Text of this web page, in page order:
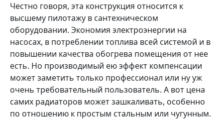
Честно говоря, эта конструкция относится к
высшему пилотажу в сантехническом
оборудовании. Экономия электроэнергии на
насосах, в потреблении топлива всей системой и в
повышении качества обогрева помещения от нее
есть. Но производимый ею эффект компенсации
может заметить только профессионал или ну уж
очень требовательный пользователь. А вот цена
самих радиаторов может зашкаливать, особенно
по отношению к простым стальным или чугунным.